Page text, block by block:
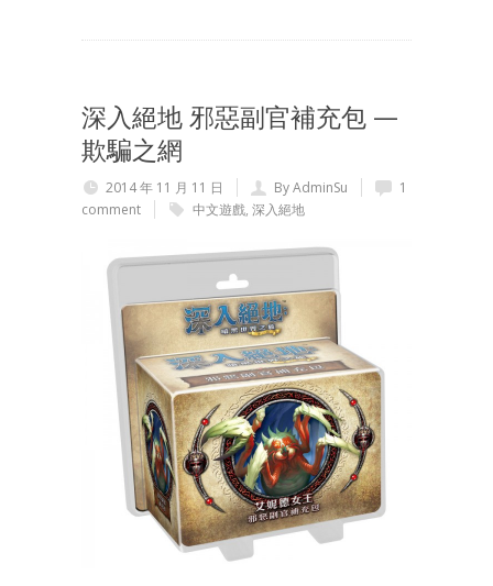
深入絕地 邪惡副官補充包 —
欺騙之網
2014 年 11 月 11 日 By AdminSu
1
comment
中文遊戲, 深入絕地